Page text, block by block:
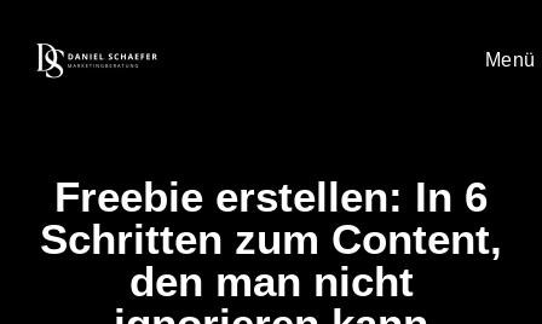
Menü
Freebie erstellen: In 6
Schritten zum Content,
den man nicht